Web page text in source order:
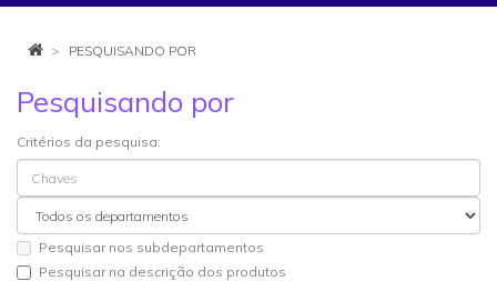
PESQUISANDO POR
Pesquisando por
Critérios da pesquisa:
Pesquisar nos subdepartamentos
Pesquisar na descrição dos produtos